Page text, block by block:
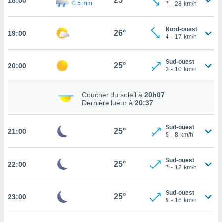
votre
en
au
web.
0.5 mm
7 - 28 km/h
19:00 26°
Nord-ouest
4 - 17 km/h
20:00 25°
Sud-ouest
3 - 10 km/h
Coucher du soleil à 20h07
Dernière lueur à 20:37
21:00 25°
Sud-ouest
5 - 8 km/h
22:00 25°
Sud-ouest
7 - 12 km/h
23:00 25°
Sud-ouest
9 - 16 km/h